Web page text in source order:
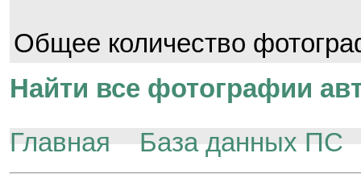
Общее количество
Найти все фотографии
Главная
База данных ПС